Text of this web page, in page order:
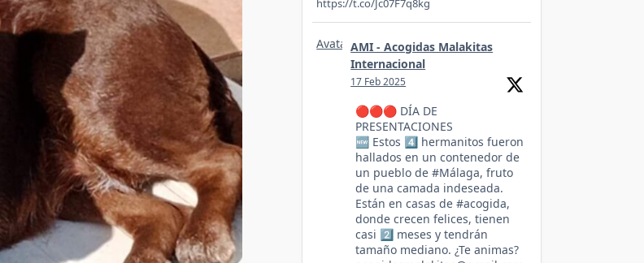
https://t.co/Jc07F7q8kg
AvatarAMI - Acogidas Malakitas
Internacional
17 Feb 2025
🔴🔴🔴 DÍA DE
PRESENTACIONES
🆕️ Estos 4️⃣ hermanitos fueron
hallados en un contenedor de
un pueblo de #Málaga, fruto
de una camada indeseada.
Están en casas de #acogida,
donde crecen felices, tienen
casi 2️⃣ meses y tendrán
tamaño mediano. ¿Te animas?